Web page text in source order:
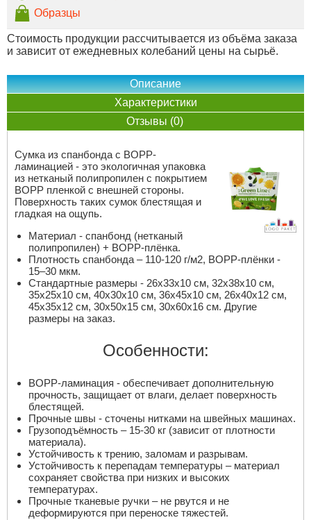
Образцы
Стоимость продукции рассчитывается из объёма заказа
и зависит от ежедневных колебаний цены на сырьё.
Описание
Характеристики
Отзывы (0)
Сумка из спанбонда с BOPP-
ламинацией - это экологичная упаковка
из нетканый полипропилен с покрытием
BOPP пленкой с внешней стороны.
Поверхность таких сумок блестящая и
гладкая на ощупь.
Материал - спанбонд (нетканый
полипропилен) + BOPP-плёнка.
Плотность спанбонда – 110-120 г/м2, BOPP-плёнки -
15–30 мкм.
Стандартные размеры - 26х33х10 см, 32х38х10 см,
35х25х10 см, 40х30х10 см, 36х45х10 см, 26х40х12 см,
45х35х12 см, 30х50х15 см, 30х60х16 см. Другие
размеры на заказ.
Особенности:
BOPP-ламинация - обеспечивает дополнительную
прочность, защищает от влаги, делает поверхность
блестящей.
Прочные швы - сточены нитками на швейных машинах.
Грузоподъёмность – 15-30 кг (зависит от плотности
материала).
Устойчивость к трению, заломам и разрывам.
Устойчивость к перепадам температуры – материал
сохраняет свойства при низких и высоких
температурах.
Прочные тканевые ручки – не рвутся и не
деформируются при переноске тяжестей.